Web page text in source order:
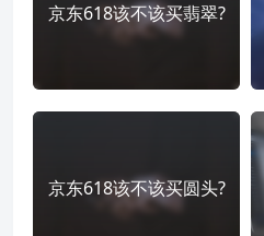
京东618该不该买翡翠?
京东618该不该买圆头?